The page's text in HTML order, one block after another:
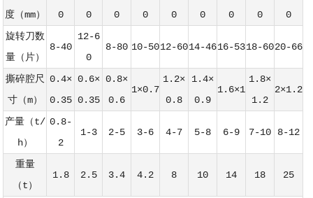
度（mm）
0
0
0
0
0
0
0
0
0
旋转刀数
量（片）
8-40
12-6
0
8-80 10-5012-6014-4616-5318-6020-66
撕碎腔尺
寸（m）
0.4×
0.35
0.6×
0.35
0.8×
0.6
1×0.7
1.2×
0.8
1.4×
0.9
1.6×1
1.8×
1.2
2×1.2
产量（t/
h）
0.8-
2
1-3 2-5 3-6 4-7 5-8 6-9 7-10 8-12
重量
（t）
1.8 2.5 3.4 4.2 8 10 14 18 25